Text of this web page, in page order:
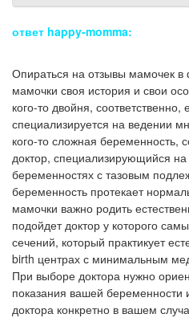
ответ happy-momma:
Опираться на отзывы мамочек
мамочки своя история и свои
кого-то двойня,
специализируется на ведении
кого-то сложная беременность,
доктор, специализирующийся
беременностях с тазовым
беременность протекает
мамочки важно родить
подойдет доктор у которого
сечений, который практикует
birth центрах с минимальным
При выборе доктора нужно
показания вашей
доктора конкретно в вашем